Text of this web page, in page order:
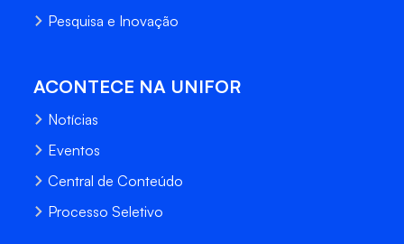
Pesquisa e Inovação
ACONTECE NA UNIFOR
Notícias
Eventos
Central de Conteúdo
Processo Seletivo